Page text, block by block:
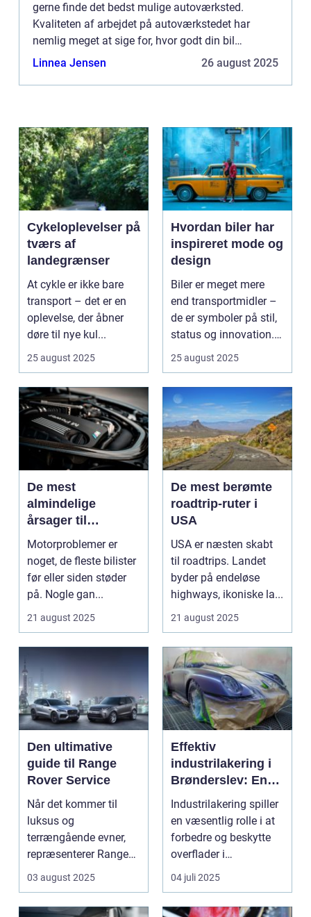
gerne finde det bedst mulige autoværksted.
Kvaliteten af arbejdet på autoværkstedet har
nemlig meget at sige for, hvor godt din bil
serviceres. For at hjælpe dig p...
Linnea Jensen 26 august 2025
Cykeloplevelser på
tværs af
landegrænser
At cykle er ikke bare
transport – det er en
oplevelse, der åbner
døre til nye kul...
25 august 2025
Hvordan biler har
inspireret mode og
design
Biler er meget mere
end transportmidler –
de er symboler på stil,
status og innovation.
...
25 august 2025
De mest
almindelige
årsager til
motorproblemer
Motorproblemer er
noget, de fleste bilister
før eller siden støder
på. Nogle gan...
21 august 2025
De mest berømte
roadtrip-ruter i
USA
USA er næsten skabt
til roadtrips. Landet
byder på endeløse
highways, ikoniske la...
21 august 2025
Den ultimative
guide til Range
Rover Service
Når det kommer til
luksus og
terrængående evner,
repræsenterer Range
Rover n...
03 august 2025
Effektiv
industrilakering i
Brønderslev: En
dybdegående
Industrilakering spiller
en væsentlig rolle i at
forbedre og beskytte
overflader i
forskellige...
04 juli 2025